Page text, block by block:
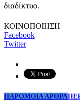
διαδίκτυο.
ΚΟΙΝΟΠΟΙΗΣΗ
Facebook
Twitter
ΠΑΡΟΜΟΙΑ ΑΡΘΡΑ